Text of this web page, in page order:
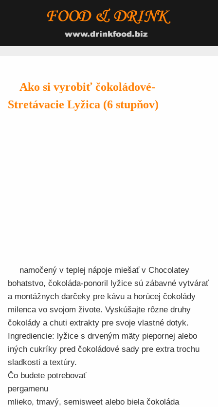
Ako si vyrobiť čokoládové-
Stretávacie Lyžica (6 stupňov)
namočený v teplej nápoje miešať v Chocolatey
bohatstvo, čokoláda-ponoril lyžice sú zábavné vytvárať
a montážnych darčeky pre kávu a horúcej čokolády
milenca vo svojom živote. Vyskúšajte rôzne druhy
čokolády a chuti extrakty pre svoje vlastné dotyk.
Ingrediencie: lyžice s drveným mäty piepornej alebo
iných cukríky pred čokoládové sady pre extra trochu
sladkosti a textúry.
Čo budete potrebovať
pergamenu
mlieko, tmavý, semisweet alebo biela čokoláda